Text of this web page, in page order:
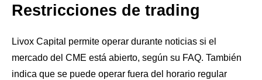
Restricciones de trading
Livox Capital permite operar durante noticias si el
mercado del CME está abierto, según su FAQ. También
indica que se puede operar fuera del horario regular